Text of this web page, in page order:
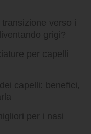
verso i
grigi?
per capelli
capelli: benefici,
per i nasi